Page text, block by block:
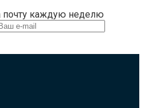
почту каждую неделю